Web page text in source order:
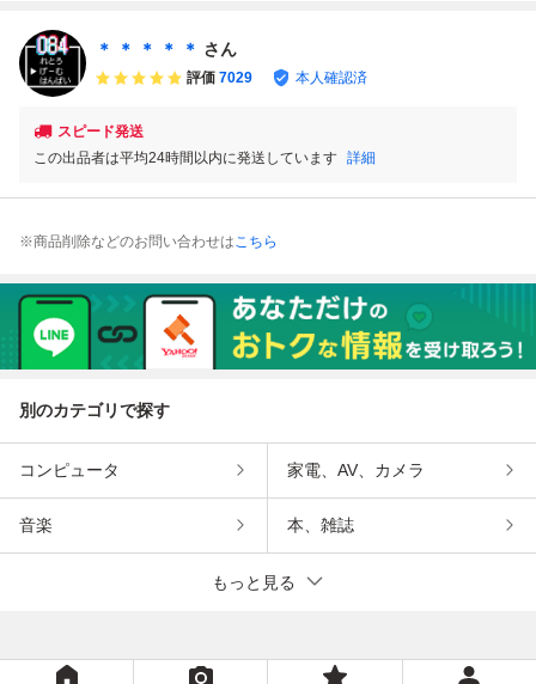
確認済み
ト 動作確認済み
＊ ＊ ＊ ＊ ＊ さん
評価 7029 本人確認済
スピード発送
この出品者は平均24時間以内に発送しています 詳細
※商品削除などのお問い合わせはこちら
別のカテゴリで探す
コンピュータ 家電、AV、カメラ
音楽 本、雑誌
もっと見る